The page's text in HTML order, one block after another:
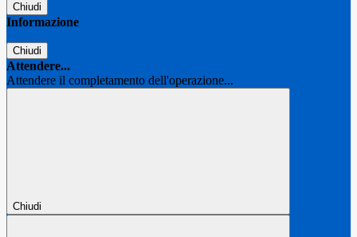
Chiudi
Informazione
Chiudi
Attendere...
Attendere il completamento dell'operazione...
Chiudi